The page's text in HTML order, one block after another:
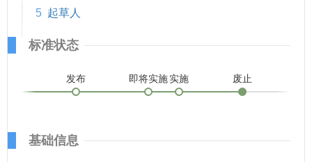
5 起草人
标准状态
发布 即将实施实施 废止
基础信息